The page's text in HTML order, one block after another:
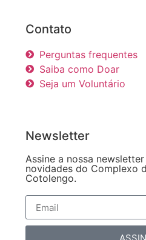
Contato
Perguntas frequentes
Saiba como Doar
Seja um Voluntário
Newsletter
Assine a nossa
novidades do Complexo
Cotolengo.